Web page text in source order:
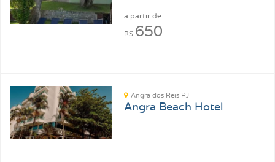
a partir de
R$ 650
Angra dos Reis RJ
Angra Beach Hotel